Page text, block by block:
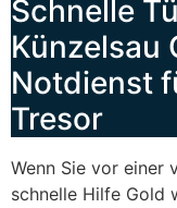
Schnelle
Künzelsau
Notdienst
Tresor
Wenn Sie vor einer
schnelle Hilfe Gold